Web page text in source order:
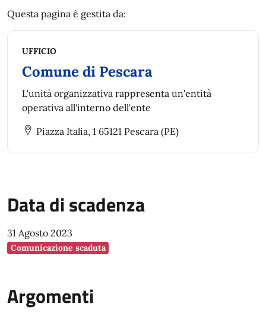
Questa pagina è gestita da:
UFFICIO
Comune di Pescara
L'unità organizzativa rappresenta un'entità
operativa all'interno dell'ente
Piazza Italia, 1 65121 Pescara (PE)
Data di scadenza
31 Agosto 2023
Comunicazione scaduta
Argomenti